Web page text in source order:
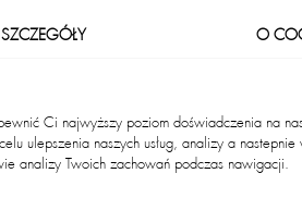
SZCZEGÓŁY O
Ci najwyższy poziom doświadczenia na
ulepszenia naszych usług, analizy a
analizy Twoich zachowań podczas nawigacji.